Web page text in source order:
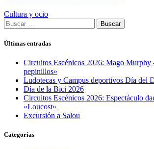
Cultura y ocio
Buscar:
Últimas entradas
Circuitos Escénicos 2026: Mago Murphy
pepinillos»
Ludotecas y Campus deportivos Día del
Día de la Bici 2026
Circuitos Escénicos 2026: Espectáculo
«Loucost»
Excursión a Salou
Categorías